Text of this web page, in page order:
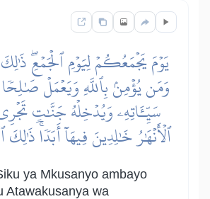
يَوۡمَ يَجۡمَعُكُمۡ لِيَوۡمِ ٱلۡجَمۡعِۖ ذَٰلِكَ
وَمَن يُؤۡمِنۢ بِٱللَّهِ وَيَعۡمَلۡ
سَيِّـَٔاتِهِۦ وَيُدۡخِلۡهُ جَنَّٰتٖ
ٱلۡأَنۡهَٰرُ خَٰلِدِينَ فِيهَآ أَبَدٗاۚ ذَٰلِكَ
ya Mkusanyo ambayo
Atawakusanya wa